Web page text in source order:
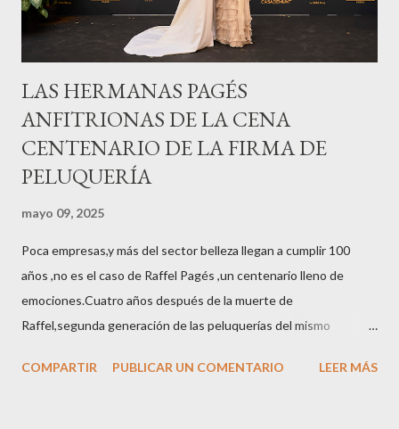
LAS HERMANAS PAGÉS
ANFITRIONAS DE LA CENA
CENTENARIO DE LA FIRMA DE
PELUQUERÍA
mayo 09, 2025
Poca empresas,y más del sector belleza llegan a cumplir 100
años ,no es el caso de Raffel Pagés ,un centenario lleno de
emociones.Cuatro años después de la muerte de
Raffel,segunda generación de las peluquerías del mismo
sector en una cena de reconocimiento.Sus hijas Carolina (CEO
COMPARTIR PUBLICAR UN COMENTARIO LEER MÁS